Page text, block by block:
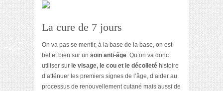
La cure de 7 jours
On va pas se mentir, à la base de la base, on est
bel et bien sur un soin anti-âge. Qu’on va donc
utiliser sur le visage, le cou et le décolleté histoire
d’atténuer les premiers signes de l’âge, d’aider au
processus de renouvellement cutané mais aussi de